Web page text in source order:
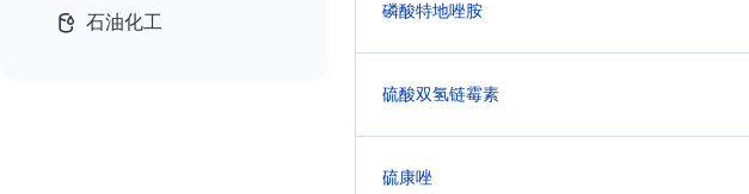
石油化工
磷酸特地唑胺
硫酸双氢链霉素
硫康唑